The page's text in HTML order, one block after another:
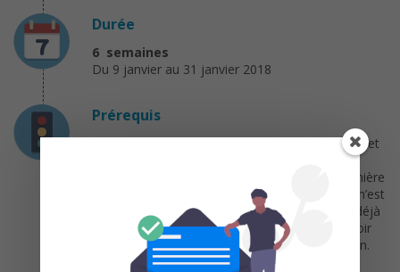
Durée
6 semaines
Du 9 janvier au 31 janvier 2018
Prérequis
Ce cours est destiné aux étudiants de première et
mathématiques abordées sont du niveau première
année. Aucune connaissance de calcul formel n’est
requise. Il est quand même préférable d’avoir déjà
des notions d’algorithmique : par exemple savoir
programmer une boucle ou définir une fonction.